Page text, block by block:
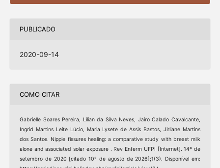
PUBLICADO
2020-09-14
COMO CITAR
Gabrielle Soares Pereira, Lílian da Silva Neves, Jairo Calado Cavalcante,
Ingrid Martins Leite Lúcio, Maria Lysete de Assis Bastos, Jirliane Martins
dos Santos. Nipple fissures healing: a comparative study with breast milk
alone and associated solar exposure . Rev Enferm UFPI [Internet]. 14º de
setembro de 2020 [citado 10º de agosto de 2026];1(3). Disponível em: